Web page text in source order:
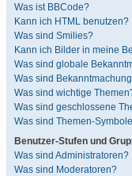
Was ist BBCode?
Kann ich HTML benutzen?
Was sind Smilies?
Kann ich Bilder in meine
Was sind globale
Was sind
Was sind wichtige
Was sind geschlossene
Was sind Themen-
Benutzer-Stufen und
Was sind Administratoren?
Was sind Moderatoren?